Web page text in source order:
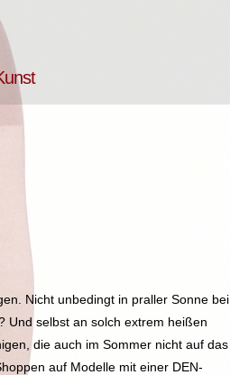
Nicht unbedingt in praller Sonne bei
Und selbst an solch extrem heißen
die auch im Sommer nicht auf das
auf Modelle mit einer DEN-